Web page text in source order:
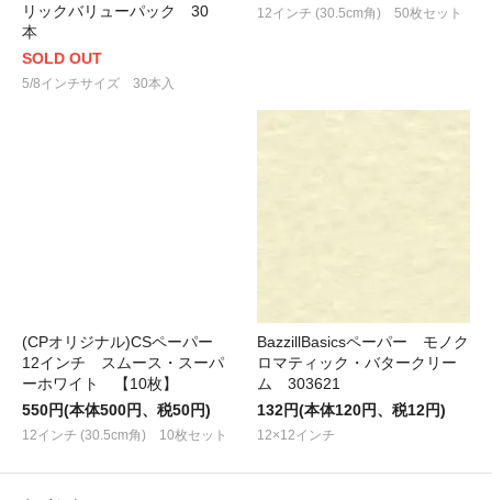
リックバリューパック 30
本
SOLD OUT
5/8インチサイズ 30本入
12インチ (30.5cm角) 50枚セット
(CPオリジナル)CSペーパー
12インチ スムース・スーパ
ーホワイト 【10枚】
550円(本体500円、税50円)
12インチ (30.5cm角) 10枚セット
BazzillBasicsペーパー モノク
ロマティック・バタークリー
ム 303621
132円(本体120円、税12円)
12×12インチ